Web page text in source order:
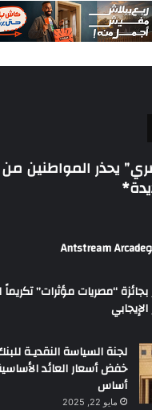
يحذر المواطنين
“مصريات مؤثرات”
الإيجابي
لجنة السياسة النقديـة
أساس
مايو 22, 2025